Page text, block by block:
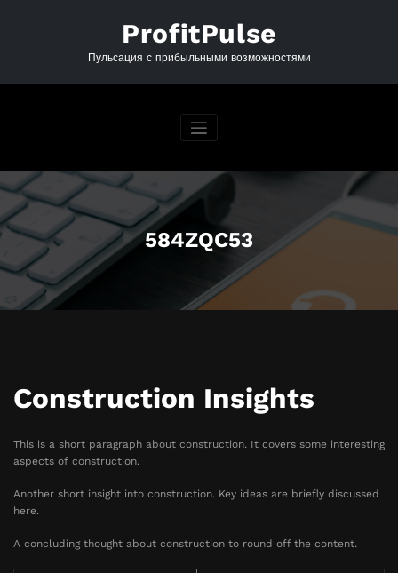
ProfitPulse
Пульсация с прибыльными возможностями
584ZQC53
Construction Insights
This is a short paragraph about construction. It covers some interesting
aspects of construction.
Another short insight into construction. Key ideas are briefly discussed
here.
A concluding thought about construction to round off the content.